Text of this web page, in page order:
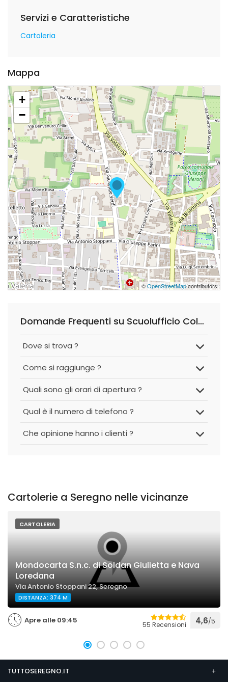
Servizi e Caratteristiche
Cartoleria
Mappa
+
−
©OpenStreetMapcontributors
Domande Frequenti su Scuolufficio Colombo
Dove si trova ?
Come si raggiunge ?
Quali sono gli orari di apertura ?
Qual è il numero di telefono ?
Che opinione hanno i clienti ?
Cartolerie a Seregno nelle vicinanze
CARTOLERIA
Mondocarta S.n.c. di Soldan Giulietta e Nava
Loredana
Via Antonio Stoppani 22, Seregno
DISTANZA: 374 M
Apre alle 09:45 55 Recensioni 4,6/5
TUTTOSEREGNO.IT